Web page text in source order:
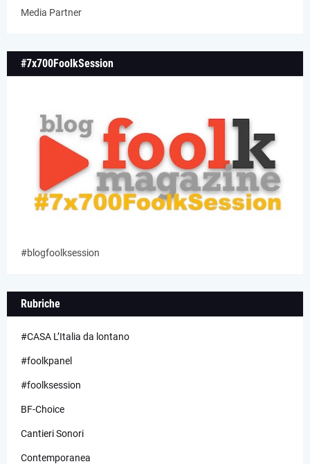
Media Partner
#7x700FoolkSession
#blogfoolksession
Rubriche
#CASA L’Italia da lontano
#foolkpanel
#foolksession
BF-Choice
Cantieri Sonori
Contemporanea